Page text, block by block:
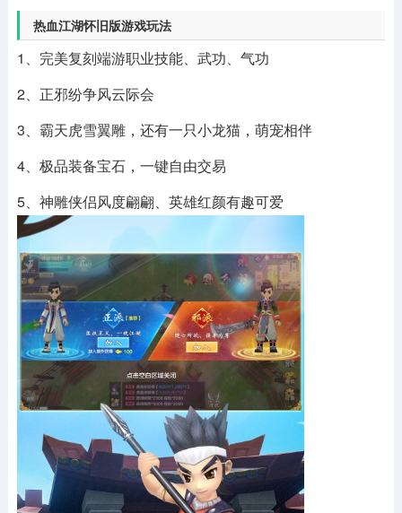
热血江湖怀旧版游戏玩法
1、完美复刻端游职业技能、武功、气功
2、正邪纷争风云际会
3、霸天虎雪翼雕，还有一只小龙猫，萌宠相伴
4、极品装备宝石，一键自由交易
5、神雕侠侣风度翩翩、英雄红颜有趣可爱